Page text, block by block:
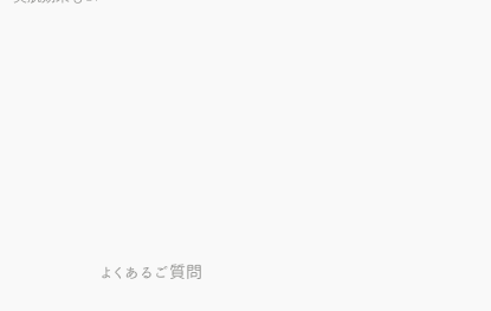
よくあるご質問